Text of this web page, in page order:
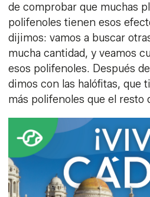
de comprobar que muchas
polifenoles tienen esos
dijimos: vamos a buscar
mucha cantidad, y veamos
esos polifenoles. Después
dimos con las halófitas, que
más polifenoles que el resto